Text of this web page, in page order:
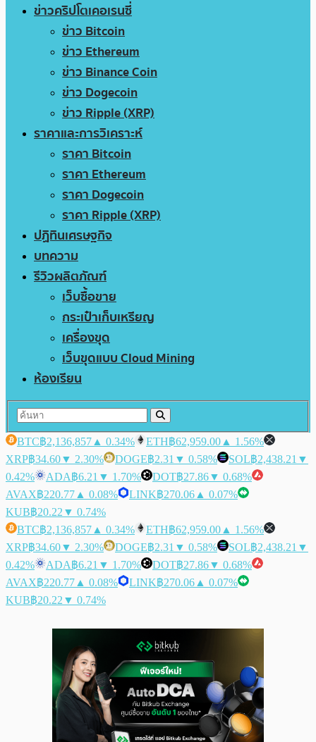
ข่าวคริปโตเคอเรนซี่
ข่าว Bitcoin
ข่าว Ethereum
ข่าว Binance Coin
ข่าว Dogecoin
ข่าว Ripple (XRP)
ราคาและการวิเคราะห์
ราคา Bitcoin
ราคา Ethereum
ราคา Dogecoin
ราคา Ripple (XRP)
ปฏิทินเศรษฐกิจ
บทความ
รีวิวผลิตภัณฑ์
เว็บซื้อขาย
กระเป๋าเก็บเหรียญ
เครื่องขุด
เว็บขุดแบบ Cloud Mining
ห้องเรียน
BTC฿2,136,857 ▲ 0.34% ETH฿62,959.00 ▲ 1.56%
XRP฿34.60▼ 2.30% DOGE฿2.31 ▼ 0.58% SOL฿2,438.21 ▼
0.42%
ADA฿6.21 ▼ 1.70% DOT฿27.86▼ 0.68%
AVAX฿220.77 ▲ 0.08% LINK฿270.06 ▲ 0.07%
KUB฿20.22 ▼ 0.74%
BTC฿2,136,857 ▲ 0.34% ETH฿62,959.00 ▲ 1.56%
XRP฿34.60▼ 2.30% DOGE฿2.31 ▼ 0.58% SOL฿2,438.21 ▼
0.42%
ADA฿6.21 ▼ 1.70% DOT฿27.86▼ 0.68%
AVAX฿220.77 ▲ 0.08% LINK฿270.06 ▲ 0.07%
KUB฿20.22 ▼ 0.74%